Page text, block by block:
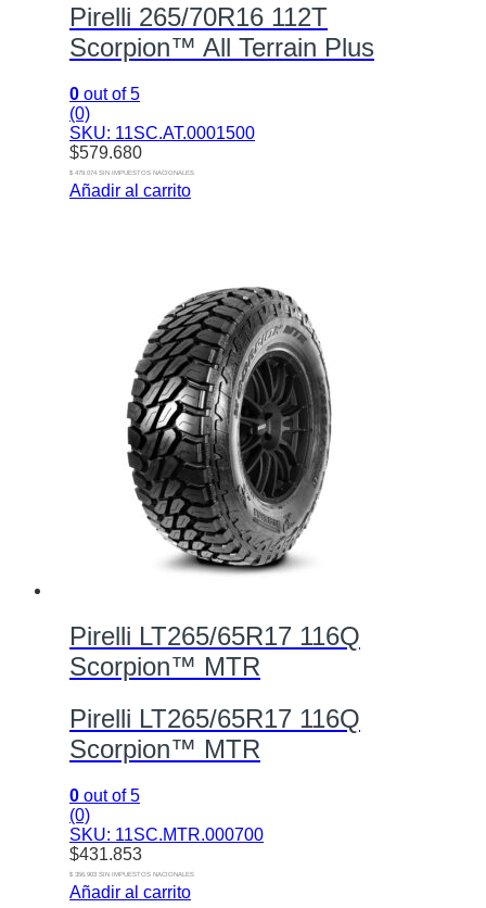
Pirelli 265/70R16 112T
Scorpion™ All Terrain Plus
0 out of 5
(0)
SKU: 11SC.AT.0001500
$579.680
$ 479.074 SIN IMPUESTOS NACIONALES
Añadir al carrito
Pirelli LT265/65R17 116Q
Scorpion™ MTR
Pirelli LT265/65R17 116Q
Scorpion™ MTR
0 out of 5
(0)
SKU: 11SC.MTR.000700
$431.853
$ 356.903 SIN IMPUESTOS NACIONALES
Añadir al carrito